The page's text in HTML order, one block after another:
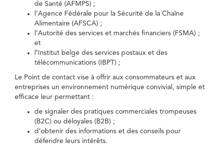
de Santé (AFMPS) ;
l’Agence Fédérale pour la Sécurité de la Chaîne
Alimentaire (AFSCA) ;
l’Autorité des services et marchés financiers (FSMA) ;
et
l’Institut belge des services postaux et des
télécommunications (IBPT) ;
Le Point de contact vise à offrir aux consommateurs et aux
entreprises un environnement numérique convivial, simple et
efficace leur permettant :
de signaler des pratiques commerciales trompeuses
(B2C) ou déloyales (B2B) ;
d’obtenir des informations et des conseils pour
défendre leurs intérêts.